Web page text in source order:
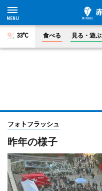
33°C 食べる 見る・遊ぶ
フォトフラッシュ
昨年の様子